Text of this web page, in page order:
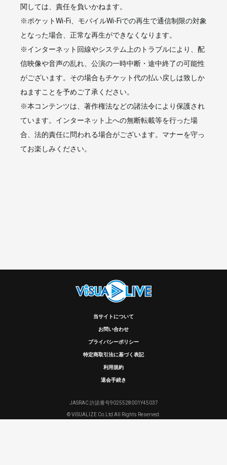
関しては、責任を負いかねます。
※ポケットWi-Fi、モバイルWi-Fiでの再生で通信制限の対象
となった場合、正常な再生ができなくなります。
※インターネット回線やシステム上のトラブルにより、配
信映像や音声の乱れ、公演の一時中断・途中終了の可能性
がございます。その場合もチケット代の払い戻しは致しか
ねますことを予めご了承ください。
※本コンテンツは、著作権法などの諸法令により保護され
ています。インターネット上への無断転載等を行った場
合、法的責任に問われる場合がございます。マナーを守っ
てお楽しみください。
当サイトについて
お問い合わせ
プライバシーポリシー
特定商取引法に基づく表記
利用規約
退会手続き
JASRAC 許諾番号9025528001Y45037
© ViSUALIZE Co.Ltd All Rights Reserved.